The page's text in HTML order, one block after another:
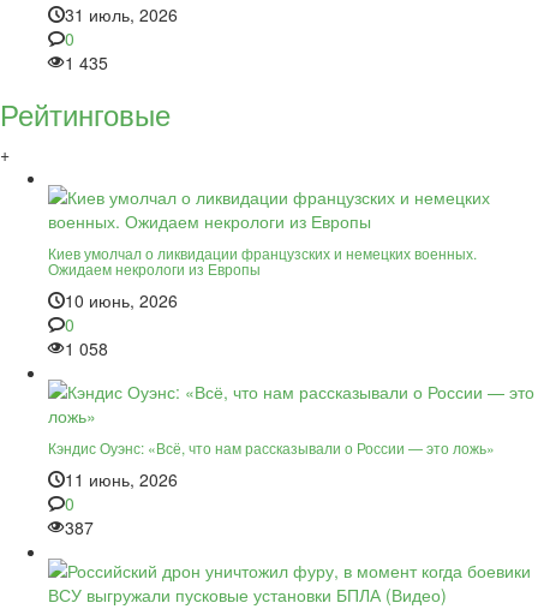
31 июль, 2026
0
1 435
Рейтинговые
+
Киев умолчал о ликвидации французских и немецких военных.
Ожидаем некрологи из Европы
10 июнь, 2026
0
1 058
Кэндис Оуэнс: «Всё, что нам рассказывали о России — это ложь»
11 июнь, 2026
0
387